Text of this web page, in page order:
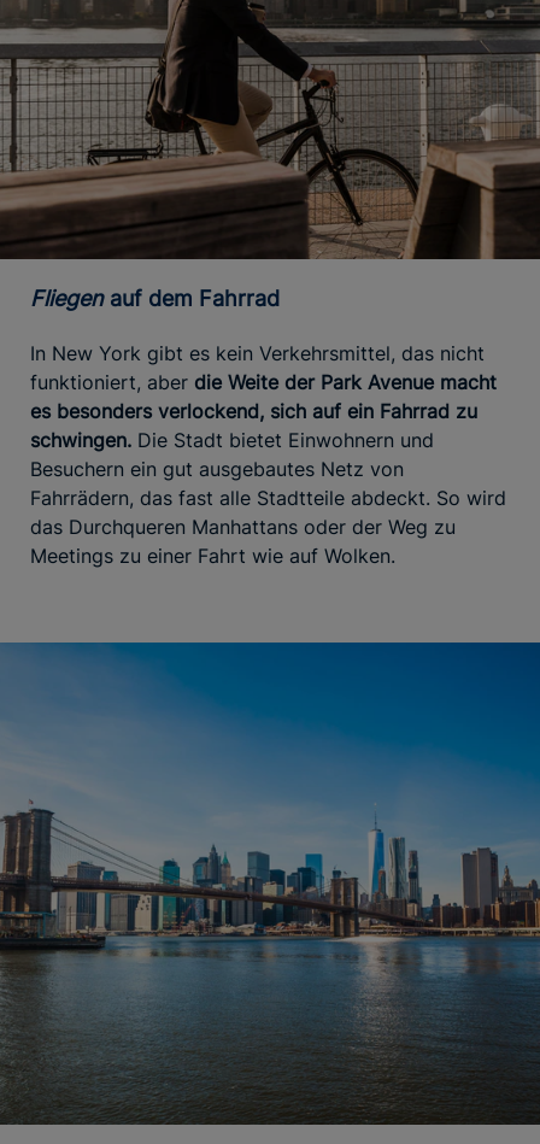
Fliegenauf dem Fahrrad
In New York gibt es kein Verkehrsmittel, das nicht
funktioniert, aber die Weite der Park Avenue macht
es besonders verlockend, sich auf ein Fahrrad zu
schwingen. Die Stadt bietet Einwohnern und
Besuchern ein gut ausgebautes Netz von
Fahrrädern, das fast alle Stadtteile abdeckt. So wird
das Durchqueren Manhattans oder der Weg zu
Meetings zu einer Fahrt wie auf Wolken.